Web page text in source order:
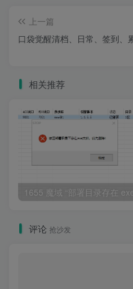
上一篇
口袋觉醒清档、日常、签到、
相关推荐
评论 抢沙发